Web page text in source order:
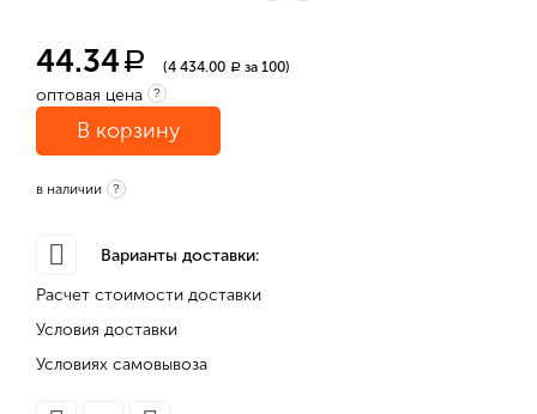
44.34 a (4 434.00 a за 100)
оптовая цена ?
В корзину
в наличии ?
Варианты доставки:
Расчет стоимости доставки
Условия доставки
Условиях самовывоза